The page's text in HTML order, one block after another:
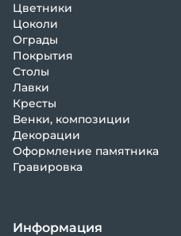
Цветники
Цоколи
Ограды
Покрытия
Столы
Лавки
Кресты
Венки, композиции
Декорации
Оформление памятника
Гравировка
Информация